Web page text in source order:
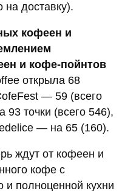
доставку).
кофеен и
и кофе‑пойнтов
открыла 68
— 59 (всего
93 точки (всего 546),
— на 65 (160).
ждут от кофеен и
кофе с
и полноценной кухни